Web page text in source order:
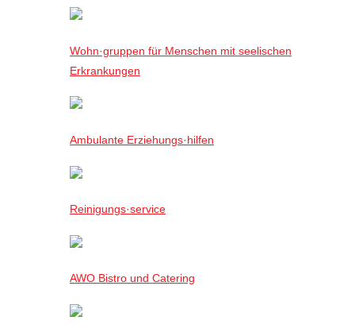
Wohn·gruppen für Menschen mit seelischen
Erkrankungen
Ambulante Erziehungs·hilfen
Reinigungs·service
AWO Bistro und Catering